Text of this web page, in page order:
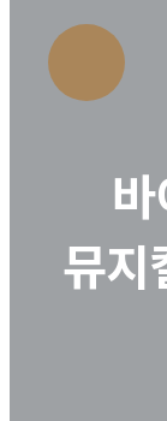
뮤지